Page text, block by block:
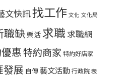
文快訊找工作 文化 文化局
職缺樂活求職 求職網
惠特約商家 特約好店家
發展 自傳 藝文活動行政院表